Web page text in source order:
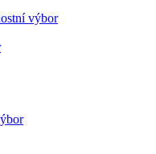
výbor